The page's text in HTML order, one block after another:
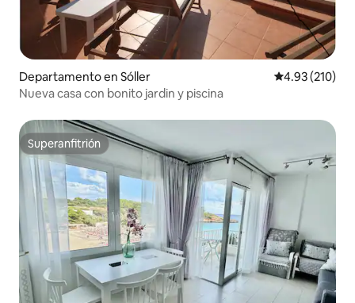
Departamento en Sóller Calificación
4.93 (210)
Nueva casa con bonito jardin y piscina
Superanfitrión
Superanfitrión